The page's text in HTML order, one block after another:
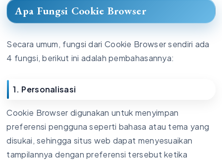
Apa Fungsi Cookie Browser
Secara umum, fungsi dari Cookie Browser sendiri ada
4 fungsi, berikut ini adalah pembahasannya:
1. Personalisasi
Cookie Browser digunakan untuk menyimpan
preferensi pengguna seperti bahasa atau tema yang
disukai, sehingga situs web dapat menyesuaikan
tampilannya dengan preferensi tersebut ketika